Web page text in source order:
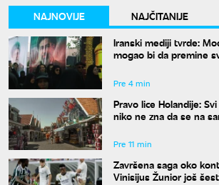
NAJNOVIJE NAJČITANIJE
Iranski mediji tvrde:
mogao bi da premine
Pre 4 min
Pravo lice Holandije:
niko ne zna da se na
Pre 11 min
Završena saga oko
Vinisijus Žunior još